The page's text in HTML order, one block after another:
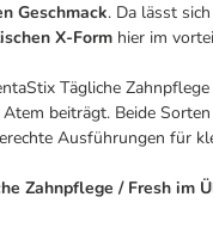
Geschmack. Da lässt
X-Form hier im
Tägliche
beiträgt. Beide
Ausführungen für
Zahnpflege / Fresh im